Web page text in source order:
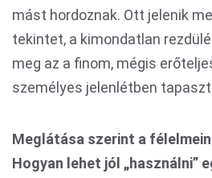
mást hordoznak. Ott jelenik
tekintet, a kimondatlan
meg az a finom, mégis
személyes jelenlétben
Meglátása szerint a
Hogyan lehet jól „használni”